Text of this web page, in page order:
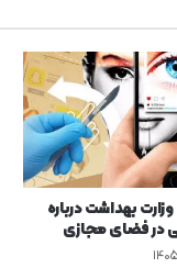
چ
ه
ر
؛
ن
ق
ش
ک
ل
بهداشت درباره
در فضای مجازی